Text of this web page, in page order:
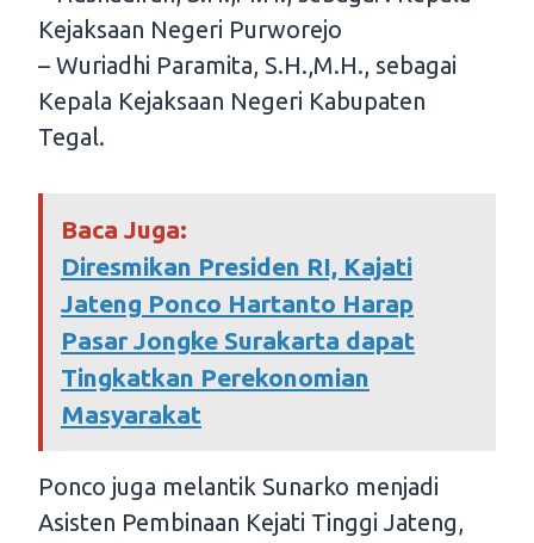
Kejaksaan Negeri Purworejo
– Wuriadhi Paramita, S.H.,M.H., sebagai
Kepala Kejaksaan Negeri Kabupaten
Tegal.
Baca Juga:
Diresmikan Presiden RI, Kajati
Jateng Ponco Hartanto Harap
Pasar Jongke Surakarta dapat
Tingkatkan Perekonomian
Masyarakat
Ponco juga melantik Sunarko menjadi
Asisten Pembinaan Kejati Tinggi Jateng,